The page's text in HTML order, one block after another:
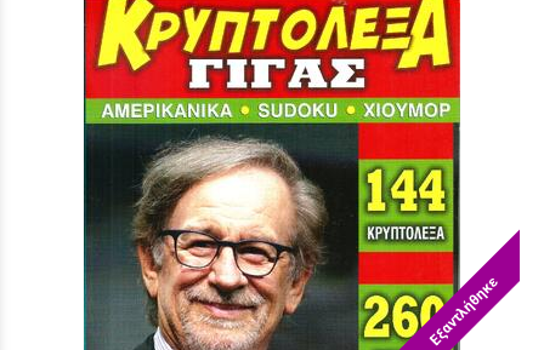
Εξαντλήθηκε